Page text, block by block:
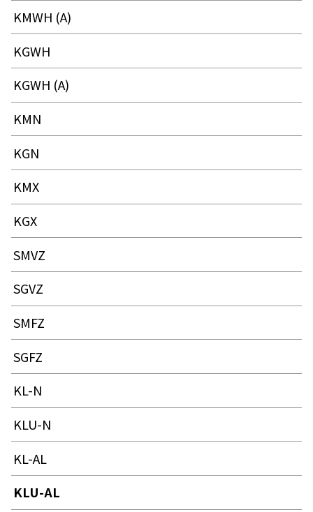
KMWH (A)
KGWH
KGWH (A)
KMN
KGN
KMX
KGX
SMVZ
SGVZ
SMFZ
SGFZ
KL-N
KLU-N
KL-AL
KLU-AL